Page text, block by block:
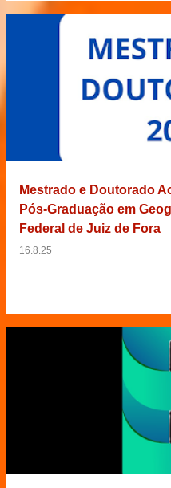
Mestrado e Doutorado
Pós-Graduação em
Federal de Juiz de Fora
16.8.25